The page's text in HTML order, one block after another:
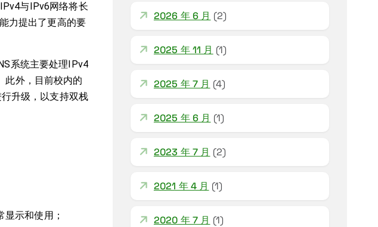
与IPv6网络将长
力提出了更高的要
系统主要处理IPv4
此外，目前校内的
升级，以支持双栈
示和使用；
2026 年 6 月 (2)
2025 年 11 月 (1)
2025 年 7 月 (4)
2025 年 6 月 (1)
2023 年 7 月 (2)
2021 年 4 月 (1)
2020 年 7 月 (1)